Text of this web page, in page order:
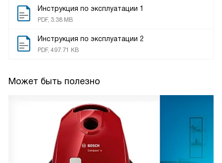
Инструкция по эксплуатации 1
PDF, 3.38 MB
Инструкция по эксплуатации 2
PDF, 497.71 KB
Может быть полезно